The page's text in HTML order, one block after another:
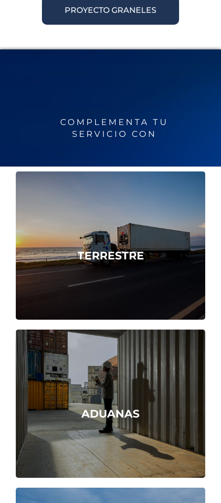
PROYECTO GRANELES
COMPLEMENTA TU
SERVICIO CON
TERRESTRE
Logística de transporte nacional e
internacional en origen y destino.
Cotizar Ahora
ADUANAS
Somos agentes aduaneros directos.
Cotizar Ahora